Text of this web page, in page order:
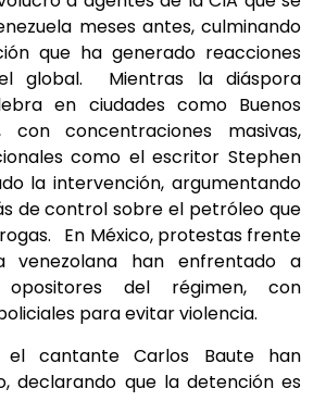
meses antes, culminando
que ha generado reacciones
global. Mientras la diáspora
en ciudades como Buenos
con concentraciones masivas,
como el escritor Stephen
la intervención, argumentando
de control sobre el petróleo que
En México, protestas frente
venezolana han enfrentado a
del régimen, con
para evitar violencia.
el cantante Carlos Baute han
declarando que la detención es